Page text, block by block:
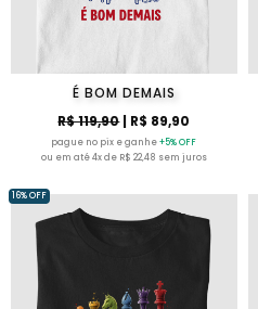
É BOM DEMAIS
R$ 119,90| R$ 89,90
pague no pix e ganhe+5% OFF
ou em até 4x de R$ 22,48 sem juros
16% OFF